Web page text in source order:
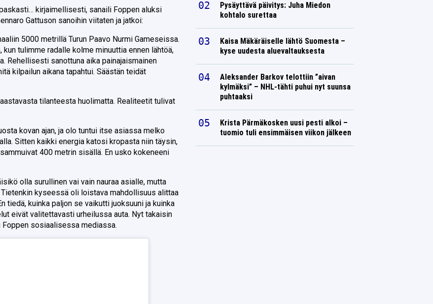
kirjaimellisesti, sanaili Foppen aluksi
Gattuson sanoihin viitaten ja jatkoi:
5000 metrillä Turun Paavo Nurmi Gameseissa.
tulimme radalle kolme minuuttia ennen lähtöä,
Rehellisesti sanottuna aika painajaismainen
kilpailun aikana tapahtui. Säästän teidät
tilanteesta huolimatta. Realiteetit tulivat
kovan ajan, ja olo tuntui itse asiassa melko
Sitten kaikki energia katosi kropasta niin täysin,
400 metrin sisällä. En usko kokeneeni
olla surullinen vai vain nauraa asialle, mutta
Tietenkin kyseessä oli loistava mahdollisuus alittaa
tiedä, kuinka paljon se vaikutti juoksuuni ja kuinka
eivät valitettavasti urheilussa auta. Nyt takaisin
sosiaalisessa mediassa.
Pysäyttävä päivitys: Juha Miedon
kohtalo surettaa
Kaisa Mäkäräiselle lähtö Suomesta –
kyse uudesta aluevaltauksesta
Aleksander Barkov telottiin ”aivan
kylmäksi” – NHL-tähti puhui nyt suunsa
puhtaaksi
Krista Pärmäkosken uusi pesti alkoi –
tuomio tuli ensimmäisen viikon jälkeen